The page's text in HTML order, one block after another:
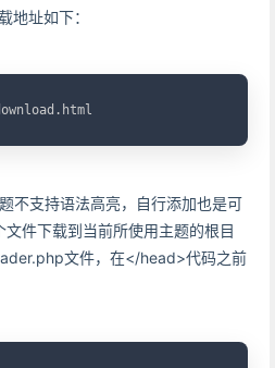
地址如下：
.
不支持语法高亮，自行添加也是可
件下载到当前所使用主题的根目
文件，在</head>代码之前